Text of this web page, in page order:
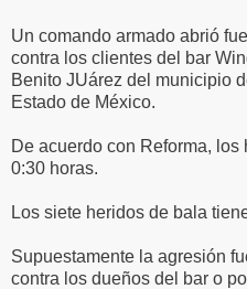
Un comando armado abrió
contra los clientes del bar
Benito JUárez del municipio
Estado de México.
De acuerdo con Reforma,
0:30 horas.
Los siete heridos de bala
Supuestamente la agresión
contra los dueños del bar o